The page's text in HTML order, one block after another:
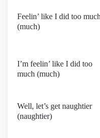
Feelin’ like I did too much
(much)
I’m feelin’ like I did too
much (much)
Well, let’s get naughtier
(naughtier)